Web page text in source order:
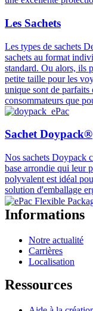
Les Sachets
Les types de sachets
sachets au format
standard. Ou alors, ils
petite taille pour les
unique sont de parfaits
consommateurs que
Sachet Doypack®
Nos sachets Doypack
base arrondie qui leur
polyvalent est idéal
solution d'emballage
Informations
Notre actualité
Carrières
Localisation
Ressources